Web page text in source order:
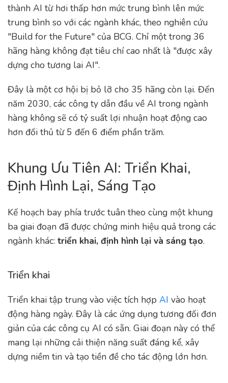
thành AI từ hơi thấp hơn mức trung bình lên mức
trung bình so với các ngành khác, theo nghiên cứu
"Build for the Future" của BCG. Chỉ một trong 36
hãng hàng không đạt tiêu chí cao nhất là "được xây
dựng cho tương lai AI".
Đây là một cơ hội bị bỏ lỡ cho 35 hãng còn lại. Đến
năm 2030, các công ty dẫn đầu về AI trong ngành
hàng không sẽ có tỷ suất lợi nhuận hoạt động cao
hơn đối thủ từ 5 đến 6 điểm phần trăm.
Khung Ưu Tiên AI: Triển Khai,
Định Hình Lại, Sáng Tạo
Kế hoạch bay phía trước tuân theo cùng một khung
ba giai đoạn đã được chứng minh hiệu quả trong các
ngành khác: triển khai, định hình lại và sáng tạo.
Triển khai
Triển khai tập trung vào việc tích hợp AI vào hoạt
động hàng ngày. Đây là các ứng dụng tương đối đơn
giản của các công cụ AI có sẵn. Giai đoạn này có thể
mang lại những cải thiện năng suất đáng kể, xây
dựng niềm tin và tạo tiền đề cho tác động lớn hơn.